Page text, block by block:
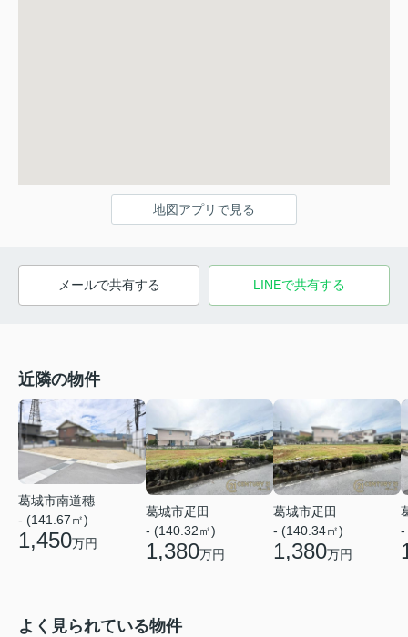
地図アプリで見る
メールで共有する LINEで共有する
近隣の物件
葛城市南道穗
- (141.67㎡)
1,450万円
葛城市疋田
- (140.32㎡)
1,380万円
葛城市疋田
- (140.34㎡)
1,380万円
-
よく見られている物件